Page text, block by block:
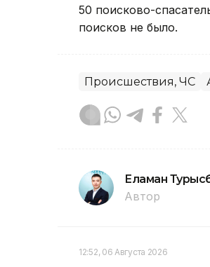
50 поисково-
поисков не было.
Происшествия, ЧС
Еламан
Автор
12:52, 06 Августа 2026